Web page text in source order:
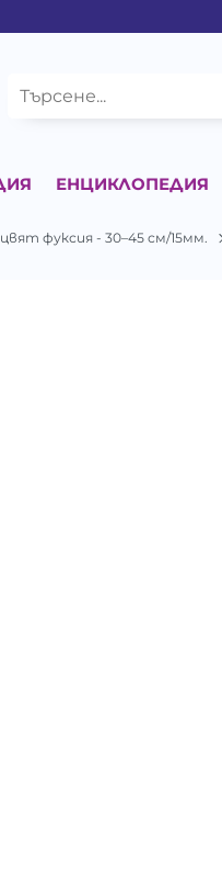
ЕНЦИКЛОПЕДИЯ
фуксия - 30–45 cм/15мм.